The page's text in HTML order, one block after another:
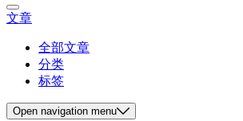
文章
全部文章
分类
标签
Open navigation menu